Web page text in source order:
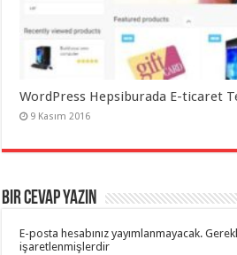
WordPress Hepsiburada E-ticaret
9 Kasım 2016
Bir cevap yazın
E-posta hesabınız yayımlanmayacak.
işaretlenmişlerdir